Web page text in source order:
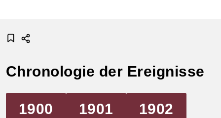
Chronologie der Ereignisse
1900 1901
1902